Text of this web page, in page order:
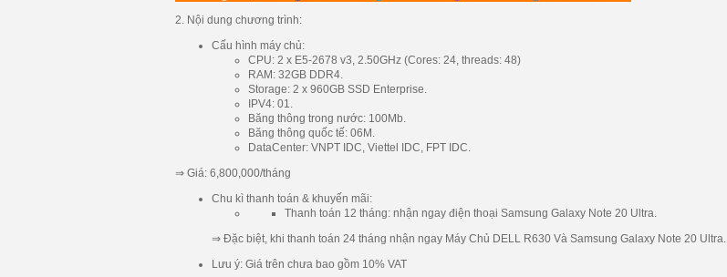
2. Nội dung chương trình:
Cấu hình máy chủ:
CPU: 2 x E5-2678 v3, 2.50GHz (Cores: 24, threads: 48)
RAM: 32GB DDR4.
Storage: 2 x 960GB SSD Enterprise.
IPV4: 01.
Băng thông trong nước: 100Mb.
Băng thông quốc tế: 06M.
DataCenter: VNPT IDC, Viettel IDC, FPT IDC.
⇒ Giá: 6,800,000/tháng
Chu kì thanh toán & khuyến mãi:
Thanh toán 12 tháng: nhận ngay điện thoại Samsung Galaxy Note 20 Ultra.
⇒ Đặc biệt, khi thanh toán 24 tháng nhận ngay Máy Chủ DELL R630 Và Samsung Galaxy Note 20 Ultra.
Lưu ý: Giá trên chưa bao gồm 10% VAT